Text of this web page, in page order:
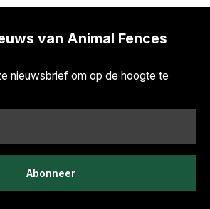
van Animal Fences
nieuwsbrief om op de hoogte te
Abonneer